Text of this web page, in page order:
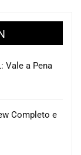
Vale a Pena
Completo e